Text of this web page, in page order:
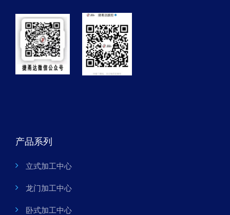
产品系列
立式加工中心
龙门加工中心
卧式加工中心